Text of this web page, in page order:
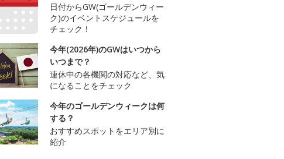
日付からGW(ゴールデンウィー
ク)のイベントスケジュールを
チェック！
今年(2026年)のGWはいつから
いつまで？
連休中の各機関の対応など、気
になることをチェック
今年のゴールデンウィークは何
する？
おすすめスポットをエリア別に
紹介